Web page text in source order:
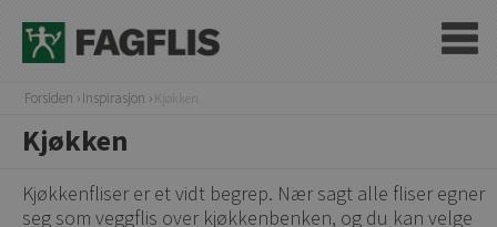
Forsiden Inspirasjon Kjøkken
Kjøkken
Kjøkkenfliser er et vidt begrep. Nær sagt alle fliser egner
seg som veggflis over kjøkkenbenken, og du kan velge